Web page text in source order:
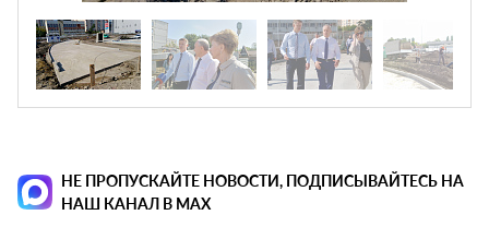
НЕ ПРОПУСКАЙТЕ НОВОСТИ, ПОДПИСЫВАЙТЕСЬ НА
НАШ КАНАЛ В MAX